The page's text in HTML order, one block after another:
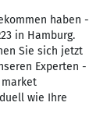
haben -
in Hamburg.
Sie sich jetzt
Experten -
wie Ihre